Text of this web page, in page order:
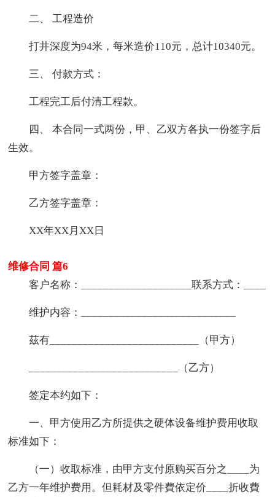
二、 工程造价
打井深度为94米，每米造价110元，总计10340元。
三、 付款方式：
工程完工后付清工程款。
四、 本合同一式两份，甲、乙双方各执一份签字后
生效。
甲方签字盖章：
乙方签字盖章：
XX年XX月XX日
维修合同 篇6
客户名称：____________________联系方式：____
维护内容：____________________________
茲有___________________________（甲方）
___________________________（乙方）
签定本约如下：
一、甲方使用乙方所提供之硬体设备维护费用收取
标准如下：
（一）收取标准，由甲方支付原购买百分之____为
乙方一年维护费用。但耗材及零件費依定价____折收費